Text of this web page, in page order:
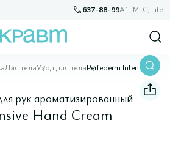
637-88-99A1, МТС, Life
Для телаУход для тела Perfederm Intensive Hand Cream Scented, 50 мл
рук ароматизированный
Hand Cream